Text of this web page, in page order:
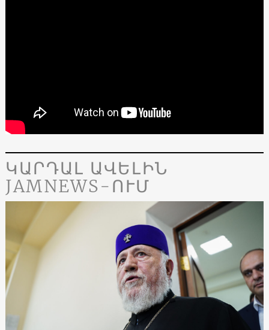
ԿԱՐԴԱԼ ԱՎԵԼԻՆ
JAMNEWS-ՈՒՄ